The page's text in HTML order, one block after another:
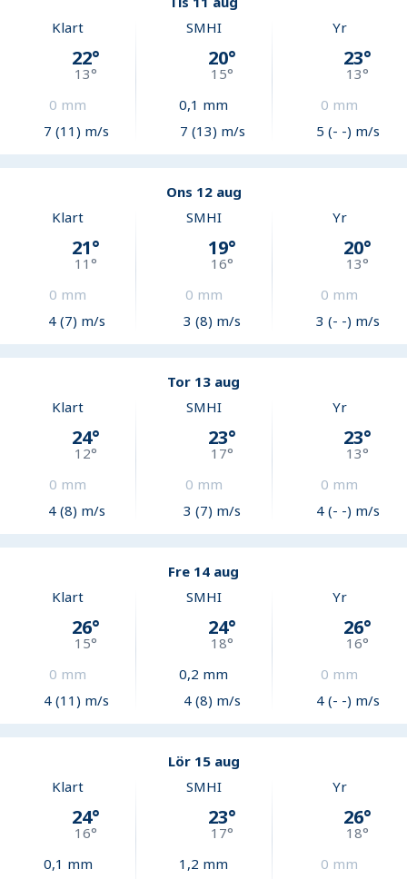
Klart
22°
13°
0 mm
7 (11) m/s
SMHI
20°
15°
0,1 mm
7 (13) m/s
Yr
23°
13°
0 mm
5 (- -) m/s
Ons 12 aug
Klart
21°
11°
0 mm
4 (7) m/s
SMHI
19°
16°
0 mm
3 (8) m/s
Yr
20°
13°
0 mm
3 (- -) m/s
Tor 13 aug
Klart
24°
12°
0 mm
4 (8) m/s
SMHI
23°
17°
0 mm
3 (7) m/s
Yr
23°
13°
0 mm
4 (- -) m/s
Fre 14 aug
Klart
26°
15°
0 mm
4 (11) m/s
SMHI
24°
18°
0,2 mm
4 (8) m/s
Yr
26°
16°
0 mm
4 (- -) m/s
Lör 15 aug
Klart
24°
16°
0,1 mm
SMHI
23°
17°
1,2 mm
Yr
26°
18°
0 mm